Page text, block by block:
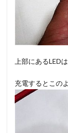
上部にあるLED
充電するとこの